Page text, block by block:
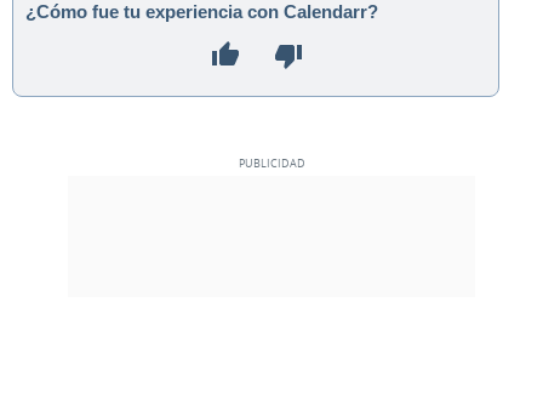
¿Cómo fue tu experiencia con Calendarr?